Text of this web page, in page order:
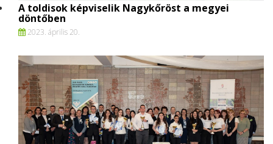
A toldisok képviselik Nagykőröst a megyei
döntőben
2023. április 20.